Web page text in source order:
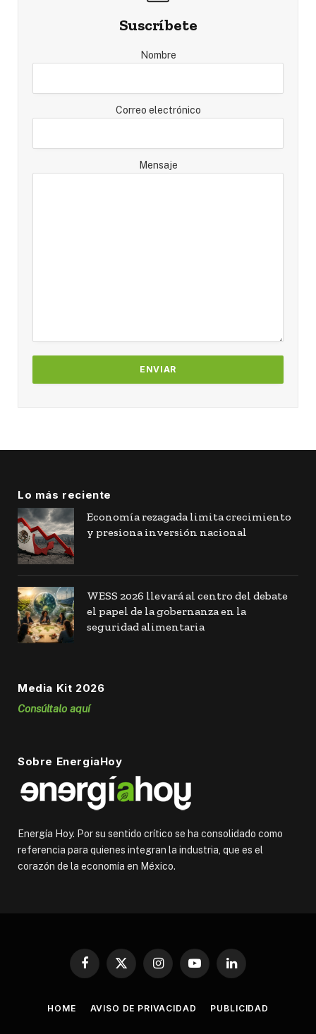
Suscríbete
Nombre
Correo electrónico
Mensaje
Lo más reciente
Economía rezagada limita crecimiento
y presiona inversión nacional
WESS 2026 llevará al centro del debate
el papel de la gobernanza en la
seguridad alimentaria
Media Kit 2026
Consúltalo aquí
Sobre EnergiaHoy
Energía Hoy. Por su sentido crítico se ha consolidado como
referencia para quienes integran la industria, que es el
corazón de la economía en México.
Facebook
X
InstagramYouTubeLinkedIn
HOME AVISO DE PRIVACIDAD PUBLICIDAD